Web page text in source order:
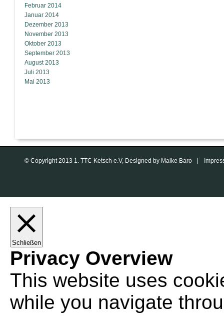
Februar 2014
Januar 2014
Dezember 2013
November 2013
Oktober 2013
September 2013
August 2013
Juli 2013
Mai 2013
© Copyright 2013 1. TTC Ketsch e.V, Designed by Maike Baro |
Schließen
Privacy Overview
This website uses
while you navigate